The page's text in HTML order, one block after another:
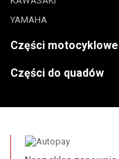
YAMAHA
Części motocyklowe
Części do quadów